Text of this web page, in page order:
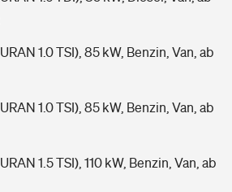
1.0 TSI), 85 kW, Benzin, Van, ab
1.0 TSI), 85 kW, Benzin, Van, ab
1.5 TSI), 110 kW, Benzin, Van, ab